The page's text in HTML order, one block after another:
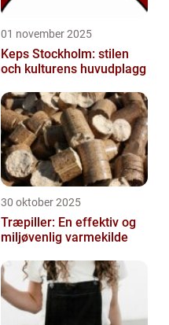
01 november 2025
Keps Stockholm: stilen
och kulturens huvudplagg
30 oktober 2025
Træpiller: En effektiv og
miljøvenlig varmekilde